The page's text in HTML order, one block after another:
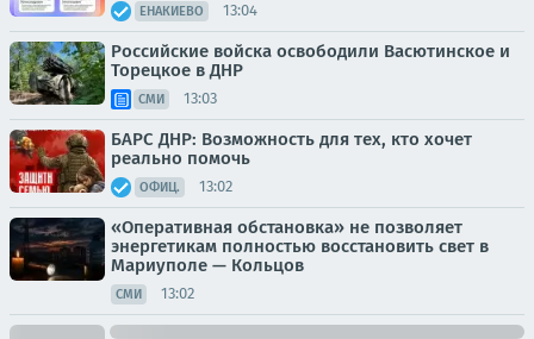
ЕНАКИЕВО 13:04
Российские войска освободили Васютинское и
Торецкое в ДНР
СМИ 13:03
БАРС ДНР: Возможность для тех, кто хочет
реально помочь
ОФИЦ. 13:02
«Оперативная обстановка» не позволяет
энергетикам полностью восстановить свет в
Мариуполе — Кольцов
СМИ 13:02